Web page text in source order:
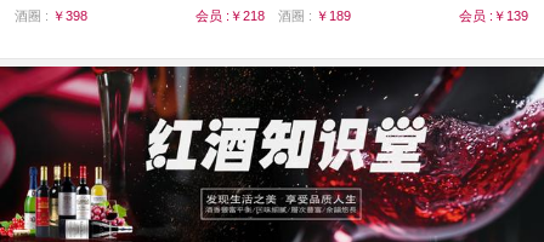
酒圈 : ￥398 会员 :￥218
Villages）
酒圈 : ￥189 会员 :￥139